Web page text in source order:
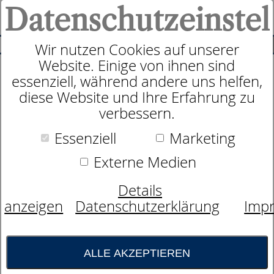
SUCHE
0
Produkte Kopfkissen dormabell Daunenkissen
5 Produkte
dormabell Daunenkissen
Daunen und Federn von Gänsen sind von
Natur aus durch ihre unermüdliche
Bauschkraft und ihren hygroskopischen
(wasseranziehenden) Aufbau als Füllgut für
Kissen vorzüglich geeignet. Durch amtliche
Veterinärbescheinigungen und eigene
Kontrollen bestätigen wir, dass die zur
Federgewinnung gehaltenen Gänse ihren
Bedürfnissen entsprechend ernährt,
Wir nutzen Cookies auf unserer
Website. Einige von ihnen sind
essenziell, während andere uns helfen,
diese Website und Ihre Erfahrung zu
verbessern.
Essenziell
Marketing
Externe Medien
Details
anzeigen
Datenschutzerklärung
ALLE AKZEPTIEREN